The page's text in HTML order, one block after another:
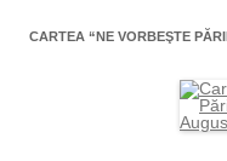
CARTEA “NE VORBEŞTE